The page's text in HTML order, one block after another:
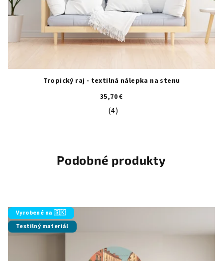
Tropický raj - textilná nálepka na stenu
35,70 €
Priemerné hodnotenie produktu
(4)
Podobné produkty
Vyrobené na 🇸🇰
Textilný materiál